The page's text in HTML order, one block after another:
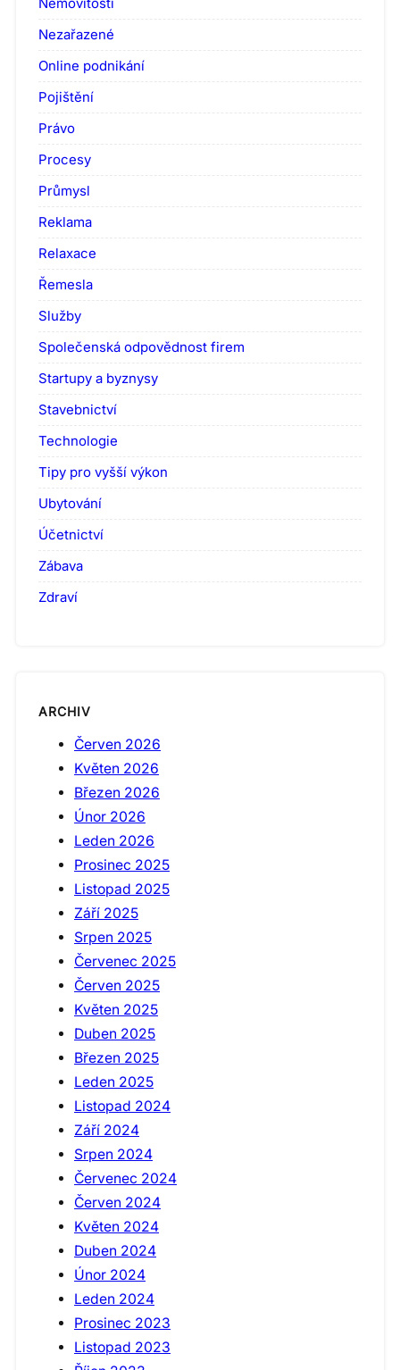
Nezařazené
Online podnikání
Pojištění
Právo
Procesy
Průmysl
Reklama
Relaxace
Řemesla
Služby
Společenská odpovědnost firem
Startupy a byznysy
Stavebnictví
Technologie
Tipy pro vyšší výkon
Ubytování
Účetnictví
Zábava
Zdraví
ARCHIV
Červen 2026
Květen 2026
Březen 2026
Únor 2026
Leden 2026
Prosinec 2025
Listopad 2025
Září 2025
Srpen 2025
Červenec 2025
Červen 2025
Květen 2025
Duben 2025
Březen 2025
Leden 2025
Listopad 2024
Září 2024
Srpen 2024
Červenec 2024
Červen 2024
Květen 2024
Duben 2024
Únor 2024
Leden 2024
Prosinec 2023
Listopad 2023